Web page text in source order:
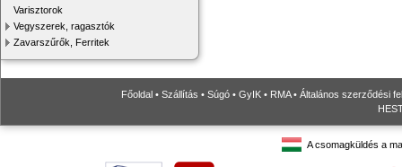
Varisztorok
Vegyszerek, ragasztók
Zavarszűrők, Ferritek
Főoldal • Szállítás • Súgó • GyIK • RMA• Általános szerződési
A csomagküldés a